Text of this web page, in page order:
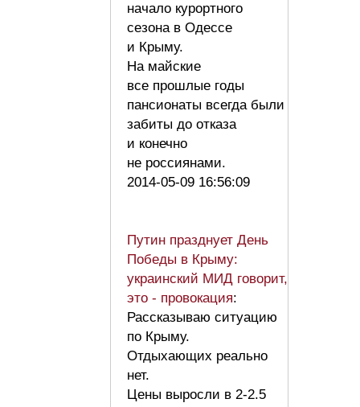
начало курортного
сезона в Одессе
и Крыму.
На майские
все прошлые годы
пансионаты всегда были
забиты до отказа
и конечно
не россиянами.
2014-05-09 16:56:09
Путин празднует День
Победы в Крыму:
украинский МИД говорит,
это - провокация:
Рассказываю ситуацию
по Крыму.
Отдыхающих реально
нет.
Цены выросли в 2-2.5